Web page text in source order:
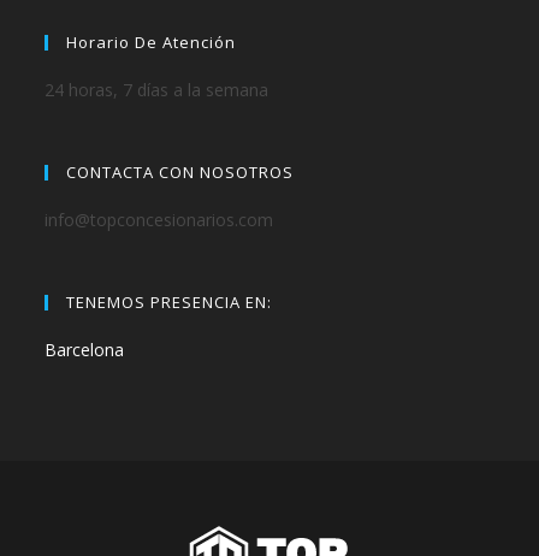
Horario De Atención
24 horas, 7 días a la semana
CONTACTA CON NOSOTROS
info@topconcesionarios.com
TENEMOS PRESENCIA EN:
Barcelona